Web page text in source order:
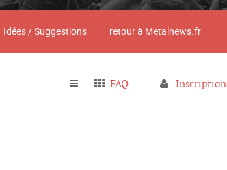
Idées / Suggestions retour à Metalnews.fr
FAQ
Inscription